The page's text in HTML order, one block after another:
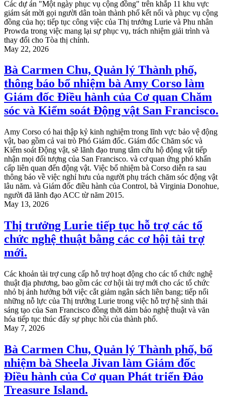
Các dự án "Một ngày phục vụ cộng đồng" trên khắp 11 khu vực
giám sát mời gọi người dân toàn thành phố kết nối và phục vụ cộng
đồng của họ; tiếp tục công việc của Thị trưởng Lurie và Phu nhân
Prowda trong việc mang lại sự phục vụ, trách nhiệm giải trình và
thay đổi cho Tòa thị chính.
May 22, 2026
Bà Carmen Chu, Quản lý Thành phố,
thông báo bổ nhiệm bà Amy Corso làm
Giám đốc Điều hành của Cơ quan Chăm
sóc và Kiểm soát Động vật San Francisco.
Amy Corso có hai thập kỷ kinh nghiệm trong lĩnh vực bảo vệ động
vật, bao gồm cả vai trò Phó Giám đốc. Giám đốc Chăm sóc và
Kiểm soát Động vật, sẽ lãnh đạo trung tâm cứu hộ động vật tiếp
nhận mọi đối tượng của San Francisco. và cơ quan ứng phó khẩn
cấp liên quan đến động vật. Việc bổ nhiệm bà Corso diễn ra sau
thông báo về việc nghỉ hưu của người phụ trách chăm sóc động vật
lâu năm. và Giám đốc điều hành của Control, bà Virginia Donohue,
người đã lãnh đạo ACC từ năm 2015.
May 13, 2026
Thị trưởng Lurie tiếp tục hỗ trợ các tổ
chức nghệ thuật bằng các cơ hội tài trợ
mới.
Các khoản tài trợ cung cấp hỗ trợ hoạt động cho các tổ chức nghệ
thuật địa phương, bao gồm các cơ hội tài trợ mới cho các tổ chức
nhỏ bị ảnh hưởng bởi việc cắt giảm ngân sách liên bang; tiếp nối
những nỗ lực của Thị trưởng Lurie trong việc hỗ trợ hệ sinh thái
sáng tạo của San Francisco đồng thời đảm bảo nghệ thuật và văn
hóa tiếp tục thúc đẩy sự phục hồi của thành phố.
May 7, 2026
Bà Carmen Chu, Quản lý Thành phố, bổ
nhiệm bà Sheela Jivan làm Giám đốc
Điều hành của Cơ quan Phát triển Đảo
Treasure Island.